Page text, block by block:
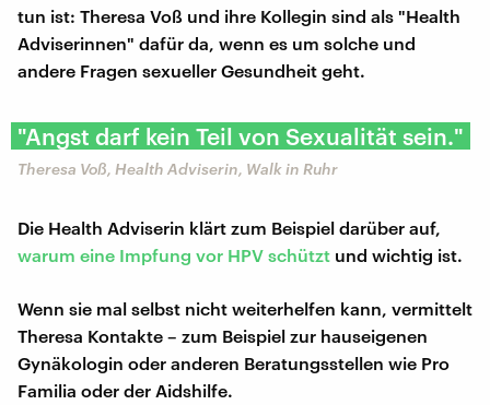
tun ist: Theresa Voß und ihre Kollegin sind als "Health
Adviserinnen" dafür da, wenn es um solche und
andere Fragen sexueller Gesundheit geht.
"Angst darf kein Teil von Sexualität sein."
Theresa Voß, Health Adviserin, Walk in Ruhr
Die Health Adviserin klärt zum Beispiel darüber auf,
warum eine Impfung vor HPV schützt und wichtig ist.
Wenn sie mal selbst nicht weiterhelfen kann, vermittelt
Theresa Kontakte – zum Beispiel zur hauseigenen
Gynäkologin oder anderen Beratungsstellen wie Pro
Familia oder der Aidshilfe.